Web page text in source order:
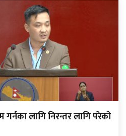
लागि निरन्तर लागि परेको